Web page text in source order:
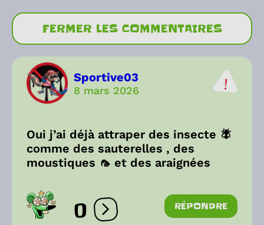
FERMER LES COMMENTAIRES
Sportive03
8 mars 2026
Oui j’ai déjà attraper des insecte 🪰
comme des sauterelles , des
moustiques 🦟 et des araignées
0 Ouvrir les réactions
RÉPONDRE